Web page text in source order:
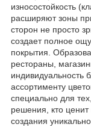
износостойкость
расширяют зоны
сторон не просто
создает полное
покрытия.
рестораны,
индивидуальность
ассортименту
специально для
решения, кто
создания